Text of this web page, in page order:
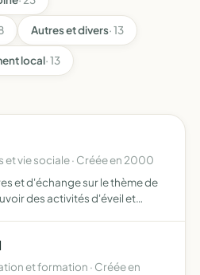
Autres et divers· 13
local· 13
et vie sociale · Créée en 2000
et d'échange sur le thème de
des activités d'éveil et
et formation · Créée en